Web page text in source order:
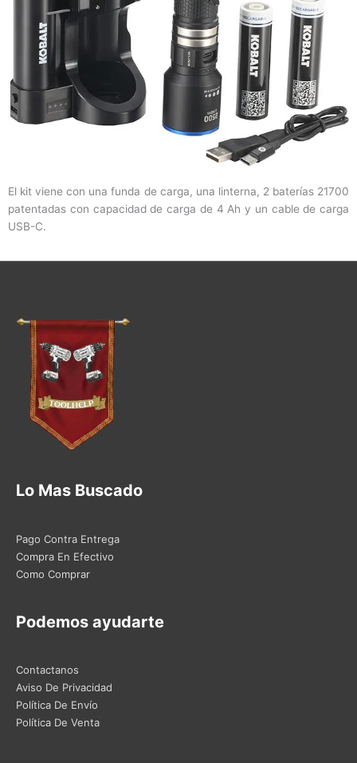
El kit viene con una funda de carga, una linterna, 2 baterías 21700
patentadas con capacidad de carga de 4 Ah y un cable de carga
USB-C.
Lo Mas Buscado
Pago Contra Entrega
Compra En Efectivo
Como Comprar
Podemos ayudarte
Contactanos
Aviso De Privacidad
Política De Envío
Política De Venta